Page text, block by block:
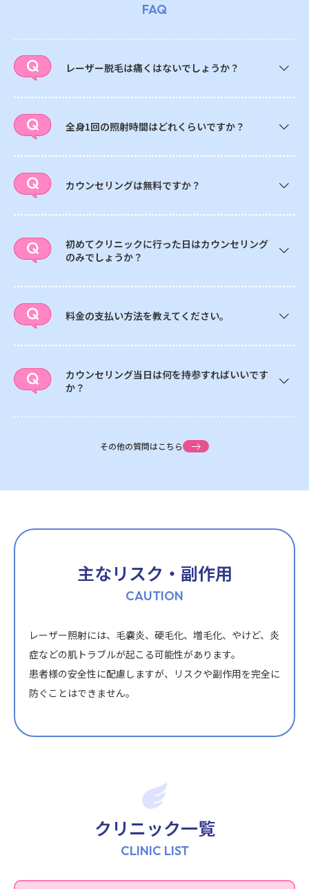
FAQ
レーザー脱毛は痛くはないでしょうか？
全身1回の照射時間はどれくらいですか？
カウンセリングは無料ですか？
初めてクリニックに行った日はカウンセリング
のみでしょうか？
料金の支払い方法を教えてください。
カウンセリング当日は何を持参すればいいです
か？
その他の質問はこちら
主なリスク・副作用
CAUTION
レーザー照射には、毛嚢炎、硬毛化、増毛化、やけど、炎
症などの肌トラブルが起こる可能性があります。
患者様の安全性に配慮しますが、リスクや副作用を完全に
防ぐことはできません。
クリニック一覧
CLINIC LIST
池袋院
銀座院